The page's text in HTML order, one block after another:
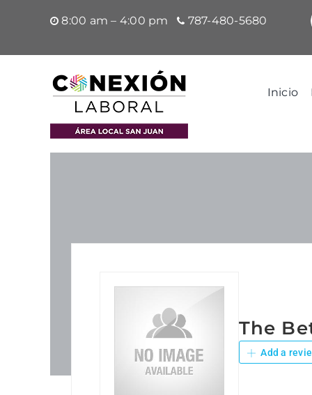
8:00 am – 4:00 pm 787-480-5680
Inicio
The
Add a